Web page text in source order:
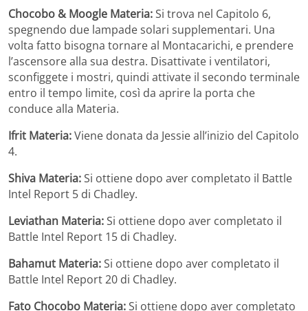
Chocobo & Moogle Materia:Si trova nel Capitolo 6,
spegnendo due lampade solari supplementari. Una
volta fatto bisogna tornare al Montacarichi, e prendere
l’ascensore alla sua destra. Disattivate i ventilatori,
sconfiggete i mostri, quindi attivate il secondo terminale
entro il tempo limite, così da aprire la porta che
conduce alla Materia.
Ifrit Materia:Viene donata da Jessie all’inizio del Capitolo
4.
Shiva Materia:Si ottiene dopo aver completato il Battle
Intel Report 5 di Chadley.
Leviathan Materia:Si ottiene dopo aver completato il
Battle Intel Report 15 di Chadley.
Bahamut Materia:Si ottiene dopo aver completato il
Battle Intel Report 20 di Chadley.
Fato Chocobo Materia:Si ottiene dopo aver completato